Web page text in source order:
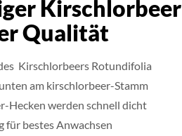
Kirschlorbeer
Qualität
Kirschlorbeers Rotundifolia
am kirschlorbeer-Stamm
Hecken werden schnell dicht
für bestes Anwachsen